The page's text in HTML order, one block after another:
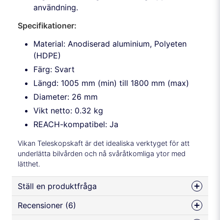
användning.
Specifikationer:
Material: Anodiserad aluminium, Polyeten
(HDPE)
Färg: Svart
Längd: 1005 mm (min) till 1800 mm (max)
Diameter: 26 mm
Vikt netto: 0.32 kg
REACH-kompatibel: Ja
Vikan Teleskopskaft är det idealiska verktyget för att
underlätta bilvården och nå svåråtkomliga ytor med
lätthet.
Ställ en produktfråga
question
Fråga oss något om denna produkten...
Recensioner (6)